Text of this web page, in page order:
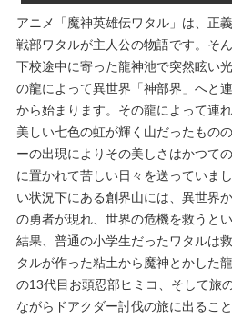
アニメ「魔神英雄伝ワタル」は、正
戦部ワタルが主人公の物語です。そ
下校途中に寄った龍神池で突然眩い
の龍によって異世界「神部界」へと
から始まります。その龍によって連
美しい七色の虹が輝く山だったもの
ーの出現によりその美しさはかつて
に置かれて苦しい日々を送っていま
い状況下にある創界山には、異世界
の勇者が現れ、世界の危機を救うと
結果、普通の小学生だったワタルは
タルが作った粘土から魔神とかした
の13代目お頭忍部ヒミコ、そして旅
ながらドアクダー討伐の旅に出るこ